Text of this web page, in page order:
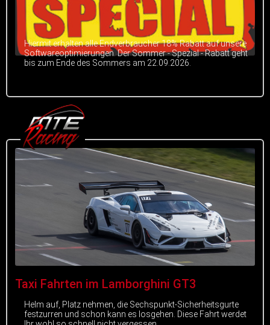
Hiermit erhalten alle Endverbraucher 18% Rabatt auf unsere
Softwareoptimierungen. Der Sommer - Spezial - Rabatt geht
bis zum Ende des Sommers am 22.09.2026.
Taxi Fahrten im Lamborghini GT3
Helm auf, Platz nehmen, die Sechspunkt-Sicherheitsgurte
festzurren und schon kann es losgehen. Diese Fahrt werdet